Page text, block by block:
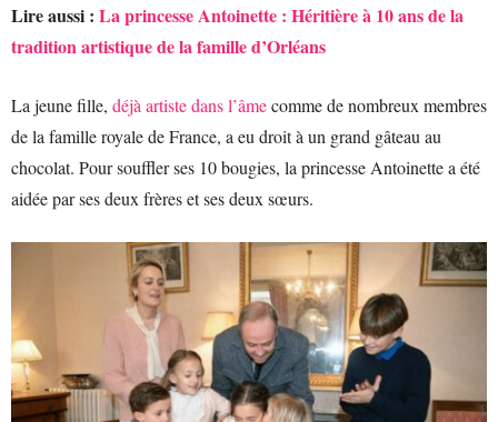
Lire aussi : La princesse Antoinette : Héritière à 10 ans de la
tradition artistique de la famille d’Orléans
La jeune fille, déjà artiste dans l’âmecomme de nombreux membres
de la famille royale de France, a eu droit à un grand gâteau au
chocolat. Pour souffler ses 10 bougies, la princesse Antoinette a été
aidée par ses deux frères et ses deux sœurs.